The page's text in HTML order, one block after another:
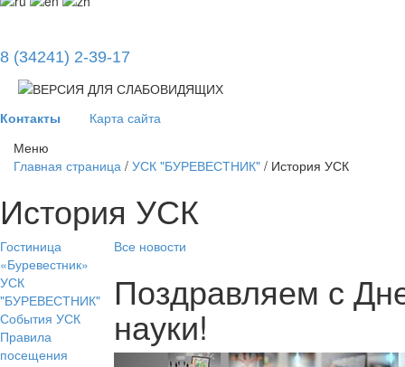
8 (34241) 2-39-17
Контакты Карта сайта
Меню
Главная страница / УСК "БУРЕВЕСТНИК" / История УСК
История УСК
Гостиница
«Буревестник»
УСК
"БУРЕВЕСТНИК"
События УСК
Правила
посещения
Все новости
Поздравляем с
науки!